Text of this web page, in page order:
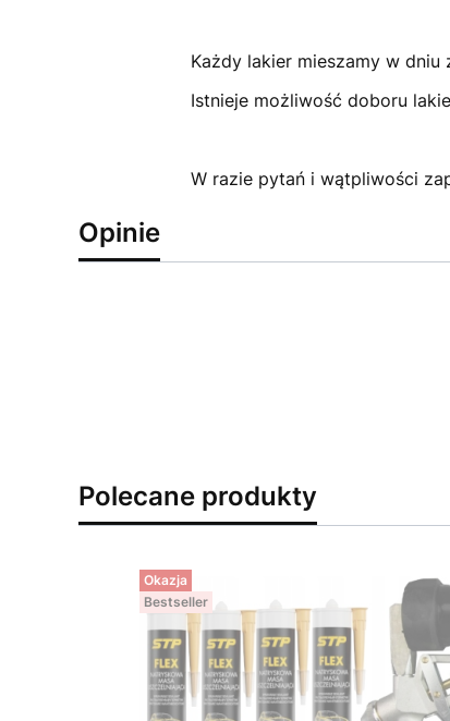
Każdy lakier mieszamy w dniu
Istnieje możliwość doboru
W razie pytań i wątpliwości
Opinie
Polecane produkty
Okazja
Bestseller